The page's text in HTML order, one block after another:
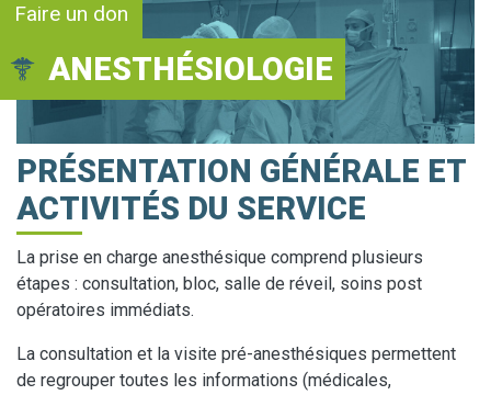
ANESTHÉSIOLOGIE
PRÉSENTATION GÉNÉRALE ET
ACTIVITÉS DU SERVICE
La prise en charge anesthésique comprend plusieurs
étapes : consultation, bloc, salle de réveil, soins post
opératoires immédiats.
La consultation et la visite pré-anesthésiques permettent
de regrouper toutes les informations (médicales,
Faire un don